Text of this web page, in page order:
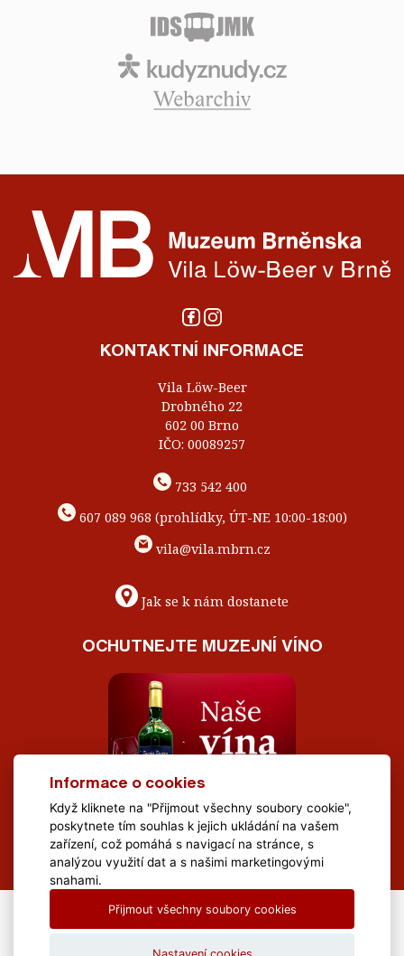
KONTAKTNÍ INFORMACE
Vila Löw-Beer
Drobného 22
602 00 Brno
IČO: 00089257
733 542 400
607 089 968 (prohlídky, ÚT-NE 10:00-18:00)
vila@vila.mbrn.cz
Jak se k nám dostanete
OCHUTNEJTE MUZEJNÍ VÍNO
All Rights Reserved Muzeum Brněnska © 2020, Webdesign by
Informace o cookies
Když kliknete na "Přijmout všechny soubory cookie",
poskytnete tím souhlas k jejich ukládání na vašem
zařízení, což pomáhá s navigací na stránce, s
analýzou využití dat a s našimi marketingovými
snahami.
Přijmout všechny soubory cookies